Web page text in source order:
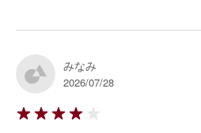
みなみ
2026/07/28